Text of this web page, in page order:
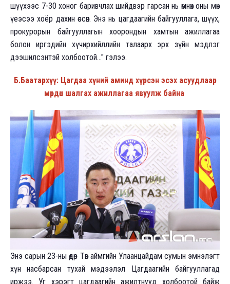
шүүхээс 7-30 хоног баривчлах шийдвэр гарсан нь өмнөх оны мөн
үеэсээ хоёр дахин өссөн. Энэ нь цагдаагийн байгууллага, шүүх,
прокурорын байгууллагын хоорондын хамтын ажиллагаа
болон иргэдийн хүчирхийллийн талаарх эрх зүйн мэдлэг
дээшилсэнтэй холбоотой..." гэлээ.
Б.Баатархүү: Цагдаа хүний аминд хүрсэн эсэх асуудлаар
мөрдөн шалгах ажиллагаа явуулж байна
Энэ сарын 23-ны өдөр Төв аймгийн Улаанцайдам сумын эмнэлэгт
хүн насбарсан тухай мэдээлэл Цагдаагийн байгууллагад
иржээ. Уг хэрэгт цагдаагийн ажилтнууд холбоотой байж